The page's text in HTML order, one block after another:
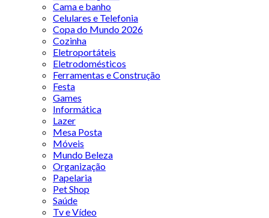
Cama e banho
Celulares e Telefonia
Copa do Mundo 2026
Cozinha
Eletroportáteis
Eletrodomésticos
Ferramentas e Construção
Festa
Games
Informática
Lazer
Mesa Posta
Móveis
Mundo Beleza
Organização
Papelaria
Pet Shop
Saúde
Tv e Vídeo